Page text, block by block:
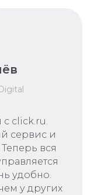
click.ru.
сервис и
вся
удобно.
у других